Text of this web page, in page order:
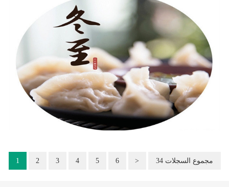
1 2 3 4 5 6 > 34 مجموع السجلات